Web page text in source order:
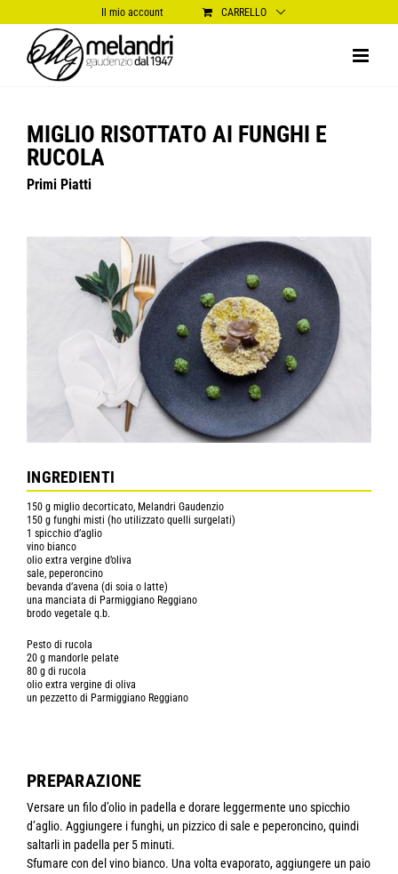
al
contenuto
Il mio account CARRELLO
MIGLIO RISOTTATO AI FUNGHI E
RUCOLA
Primi Piatti
INGREDIENTI
150 g miglio decorticato, Melandri Gaudenzio
150 g funghi misti (ho utilizzato quelli surgelati)
1 spicchio d’aglio
vino bianco
olio extra vergine d’oliva
sale, peperoncino
bevanda d’avena (di soia o latte)
una manciata di Parmiggiano Reggiano
brodo vegetale q.b.
Pesto di rucola
20 g mandorle pelate
80 g di rucola
olio extra vergine di oliva
un pezzetto di Parmiggiano Reggiano
PREPARAZIONE
Versare un filo d’olio in padella e dorare leggermente uno spicchio
d’aglio. Aggiungere i funghi, un pizzico di sale e peperoncino, quindi
saltarli in padella per 5 minuti.
Sfumare con del vino bianco. Una volta evaporato, aggiungere un paio